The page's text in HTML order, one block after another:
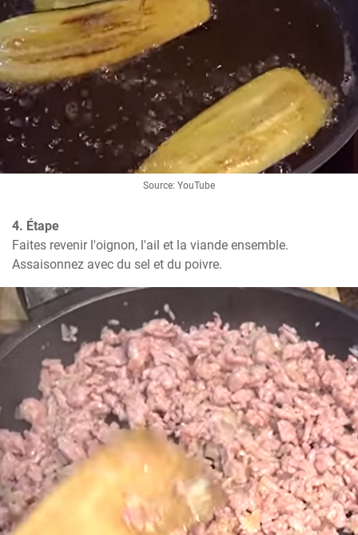
Source: YouTube
4. Étape
Faites revenir l'oignon, l'ail et la viande ensemble.
Assaisonnez avec du sel et du poivre.